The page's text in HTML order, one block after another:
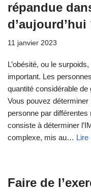
répandue
d’aujourd’hui
11 janvier 2023
L’obésité, ou le
important. Les
quantité considérable
Vous pouvez déterminer
personne par différentes
consiste à déterminer
complexe, mis au… Lire
Faire de